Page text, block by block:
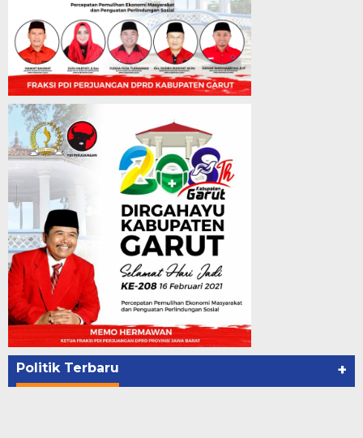
Politik Terbaru +